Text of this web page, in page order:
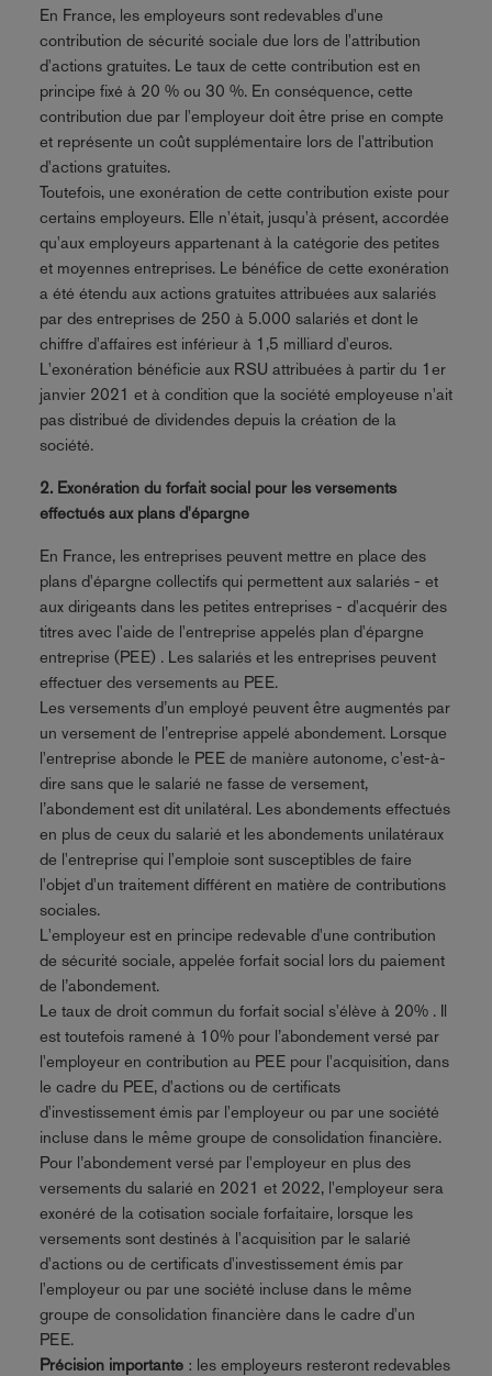
En France, les employeurs sont redevables d'une
contribution de sécurité sociale due lors de l'attribution
d'actions gratuites. Le taux de cette contribution est en
principe fixé à 20 % ou 30 %. En conséquence, cette
contribution due par l'employeur doit être prise en compte
et représente un coût supplémentaire lors de l'attribution
d'actions gratuites.
Toutefois, une exonération de cette contribution existe pour
certains employeurs. Elle n'était, jusqu'à présent, accordée
qu'aux employeurs appartenant à la catégorie des petites
et moyennes entreprises. Le bénéfice de cette exonération
a été étendu aux actions gratuites attribuées aux salariés
par des entreprises de 250 à 5.000 salariés et dont le
chiffre d'affaires est inférieur à 1,5 milliard d'euros.
L'exonération bénéficie aux RSU attribuées à partir du 1er
janvier 2021 et à condition que la société employeuse n'ait
pas distribué de dividendes depuis la création de la
société.
2. Exonération du forfait social pour les versements
effectués aux plans d'épargne
En France, les entreprises peuvent mettre en place des
plans d'épargne collectifs qui permettent aux salariés - et
aux dirigeants dans les petites entreprises - d'acquérir des
titres avec l'aide de l'entreprise appelés plan d'épargne
entreprise (PEE) . Les salariés et les entreprises peuvent
effectuer des versements au PEE.
Les versements d’un employé peuvent être augmentés par
un versement de l’entreprise appelé abondement. Lorsque
l'entreprise abonde le PEE de manière autonome, c'est-à-
dire sans que le salarié ne fasse de versement,
l’abondement est dit unilatéral. Les abondements effectués
en plus de ceux du salarié et les abondements unilatéraux
de l'entreprise qui l'emploie sont susceptibles de faire
l'objet d'un traitement différent en matière de contributions
sociales.
L'employeur est en principe redevable d'une contribution
de sécurité sociale, appelée forfait social lors du paiement
de l’abondement.
Le taux de droit commun du forfait social s'élève à 20% . Il
est toutefois ramené à 10% pour l’abondement versé par
l'employeur en contribution au PEE pour l'acquisition, dans
le cadre du PEE, d'actions ou de certificats
d'investissement émis par l'employeur ou par une société
incluse dans le même groupe de consolidation financière.
Pour l’abondement versé par l'employeur en plus des
versements du salarié en 2021 et 2022, l'employeur sera
exonéré de la cotisation sociale forfaitaire, lorsque les
versements sont destinés à l'acquisition par le salarié
d'actions ou de certificats d'investissement émis par
l'employeur ou par une société incluse dans le même
groupe de consolidation financière dans le cadre d'un
PEE.
Précision importante: les employeurs resteront redevables